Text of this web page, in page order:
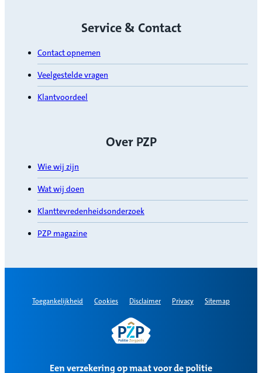
Service & Contact
Contact opnemen
Veelgestelde vragen
Klantvoordeel
Over PZP
Wie wij zijn
Wat wij doen
Klanttevredenheidsonderzoek
PZP magazine
Toegankelijkheid Cookies Disclaimer Privacy Sitemap
Een verzekering op maat voor de politie